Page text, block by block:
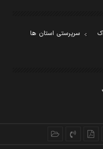
سرپرستی استان ها